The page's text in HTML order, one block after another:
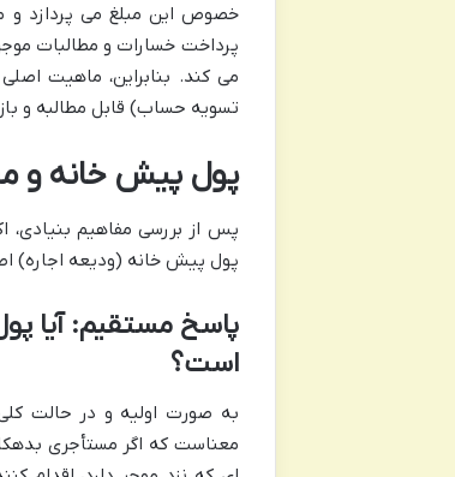
خصوص این مبلغ می پردازد و
پرداخت خسارات و مطالبات
می کند. بنابراین، ماهیت
تسویه حساب) قابل مطالبه و
پول پیش خانه و
پس از بررسی مفاهیم
پول پیش خانه (ودیعه اجاره)
پاسخ مستقیم: آیا
است؟
به صورت اولیه و در حالت
معناست که اگر مستأجری